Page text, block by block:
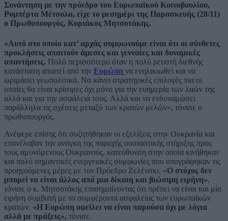
Συνάντηση με την πρόεδρο του Ευρωπαϊκού Κοινοβουλίου,
Ρομπέρτα Μέτσολα, είχε το μεσημέρι της Παρασκευής (28/11)
ο Πρωθυπουργός, Κυριάκος Μητσοτάκης.
«Αυτό στο οποίο κατ’ αρχάς συμφωνούμε είναι ότι οι σύνθετες
προκλήσεις απαιτούν άμεσες και γενναίες και δυναμικές
απαντήσεις. Πολύ περισσότερο όταν η πολύ ρευστή διεθνής
κατάσταση απαιτεί από την Ευρώπη να ενηλικιωθεί και να
ωριμάσει γεωπολιτικά. Να κάνει στρατηγικές επιλογές πια οι
οποίες θα είναι κρίσιμες όχι μόνο για την ευημερία των λαών της
αλλά και για την ασφάλειά τους. Αλλά και να ενδυναμώσει
παράλληλα τις σχέσεις μεταξύ των κρατών μελών», τόνισε ο
πρωθυπουργός.
Ανέφερε επίσης ότι συζητήθηκαν οι εξελίξεις στην Ουκρανία και
επανέλαβαν την ανάγκη της παροχής ουσιαστικής στήριξης προς
τους αμυνόμενους Ουκρανούς, κατεύθυνση στην οποία κινήθηκαν
και πολύ σημαντικές ενεργειακές συμφωνίες που υπογράφηκαν τις
προηγούμενες μέρες με τον Πρόεδρο Ζελένσκι. «Ο στόχος δεν
μπορεί να είναι άλλος από μια δίκαιη και βιώσιμη ειρήνη»,
τόνισε ο κ. Μητσοτάκης επισημαίνοντας ότι πρέπει να είναι και μία
ειρήνη συμβατή με τα συμφέροντα ασφαλείας των ευρωπαϊκών
κρατών. «Η Ευρώπη οφείλει να είναι παρούσα όχι με λόγια
αλλά με πράξεις», τόνισε.